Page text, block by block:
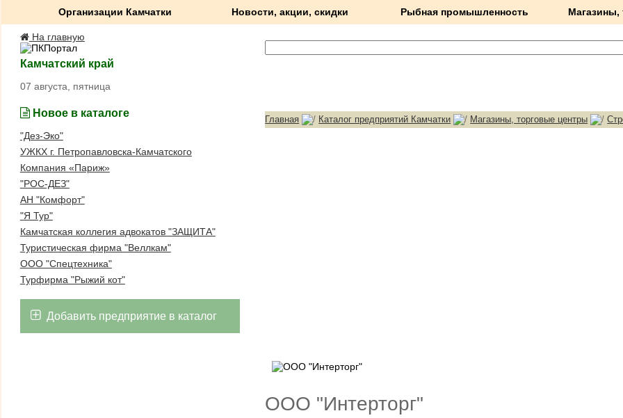
Организации Камчатки Новости, акции, скидки Рыбная промышленность Магазины,
На главную
Камчатский край
07 августа, пятница
Новое в каталоге
"Дез-Эко"
УЖКХ г. Петропавловска-Камчатского
Компания «Париж»
"РОС-ДЕЗ"
АН "Комфорт"
"Я Тур"
Камчатская коллегия адвокатов "ЗАЩИТА"
Туристическая фирма "Веллкам"
ООО "Спецтехника"
Турфирма "Рыжий кот"
Добавить предприятие в каталог
Главная Каталог предприятий Камчатки Магазины, торговые центры
ООО "Интерторг"